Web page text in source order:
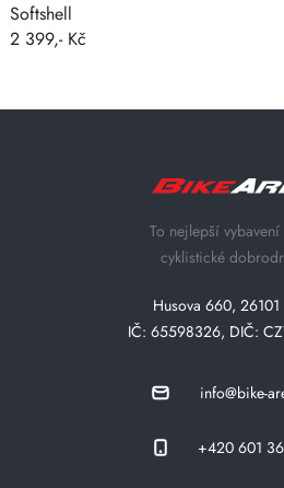
Softshell
2 399,- Kč
To nejlepší
cyklistické
Husova 660,
IČ: 65598326, DIČ:
info@bike-
+420 601